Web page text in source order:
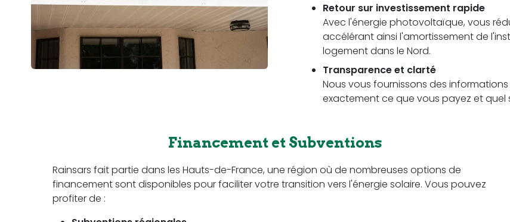
Retour sur investissement rapide
Avec l'énergie photovoltaïque, vous
accélérant ainsi l'amortissement de
logement dans le Nord.
Transparence et clarté
Nous vous fournissons des
exactement ce que vous payez et quel
Financement et Subventions
Rainsars fait partie dans les Hauts-de-France, une région où de nombreuses options de
financement sont disponibles pour faciliter votre transition vers l'énergie solaire. Vous pouvez
profiter de :